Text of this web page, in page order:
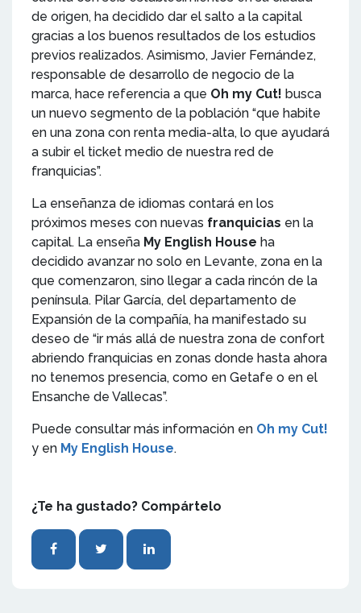
de origen, ha decidido dar el salto a la capital
gracias a los buenos resultados de los estudios
previos realizados. Asimismo, Javier Fernández,
responsable de desarrollo de negocio de la
marca, hace referencia a que Oh my Cut! busca
un nuevo segmento de la población “que habite
en una zona con renta media-alta, lo que ayudará
a subir el ticket medio de nuestra red de
franquicias”.
La enseñanza de idiomas contará en los
próximos meses con nuevas franquicias en la
capital. La enseña My English House ha
decidido avanzar no solo en Levante, zona en la
que comenzaron, sino llegar a cada rincón de la
península. Pilar García, del departamento de
Expansión de la compañía, ha manifestado su
deseo de “ir más allá de nuestra zona de confort
abriendo franquicias en zonas donde hasta ahora
no tenemos presencia, como en Getafe o en el
Ensanche de Vallecas”.
Puede consultar más información en Oh my Cut!
y en My English House.
¿Te ha gustado? Compártelo